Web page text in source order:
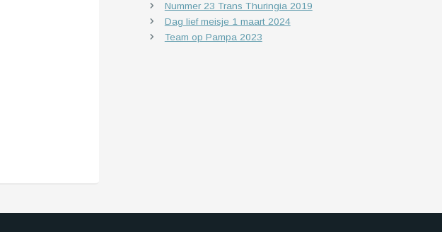
Nummer 23 Trans Thuringia 2019
Dag lief meisje 1 maart 2024
Team op Pampa 2023